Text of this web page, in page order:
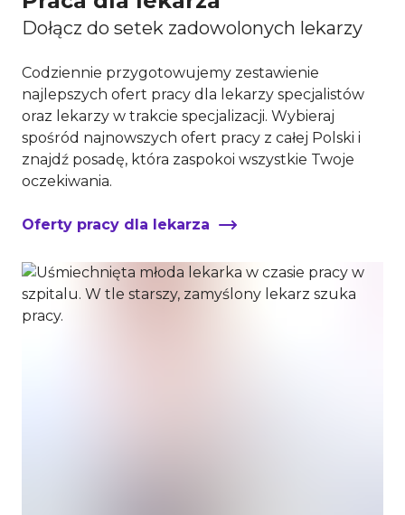
Dołącz do setek zadowolonych lekarzy
Codziennie przygotowujemy zestawienie
najlepszych ofert pracy dla lekarzy specjalistów
oraz lekarzy w trakcie specjalizacji. Wybieraj
spośród najnowszych ofert pracy z całej Polski i
znajdź posadę, która zaspokoi wszystkie Twoje
oczekiwania.
Oferty pracy dla lekarza